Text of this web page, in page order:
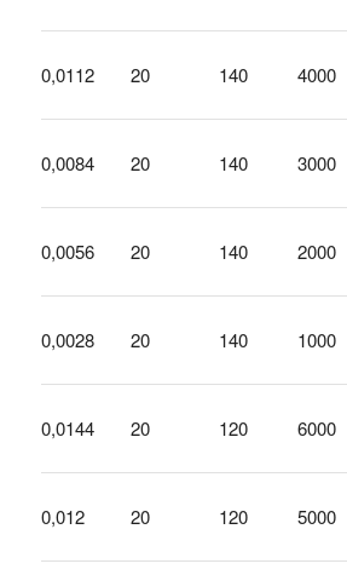
0,0112 20 140 4000
0,0084 20 140 3000
0,0056 20 140 2000
0,0028 20 140 1000
0,0144 20 120 6000
0,012 20 120 5000